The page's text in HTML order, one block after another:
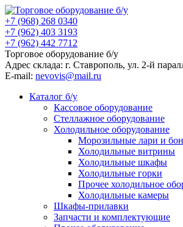
+7 (968) 268 0340
+7 (962) 403 3193
+7 (962) 442 7712
Торговое оборудование б/у
Адрес склада: г. Ставрополь, ул. 2-й
E-mail: nevovis@mail.ru
Каталог б/у
Кассовое оборудование
Стеллажное оборудование
Холодильное оборудование
Морозильные лари и
Холодильные витрины
Холодильные шкафы
Холодильные горки
Прочее холодильное
Холодильные камеры
Шкафы-прилавки
Запчасти и комплектующие